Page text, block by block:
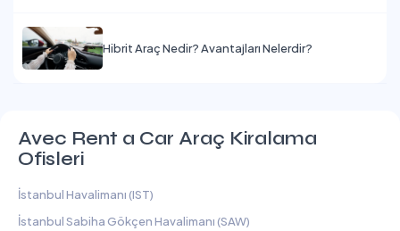
Hibrit Araç Nedir? Avantajları Nelerdir?
Avec Rent a Car Araç Kiralama
Ofisleri
İstanbul Havalimanı (IST)
İstanbul Sabiha Gökçen Havalimanı (SAW)